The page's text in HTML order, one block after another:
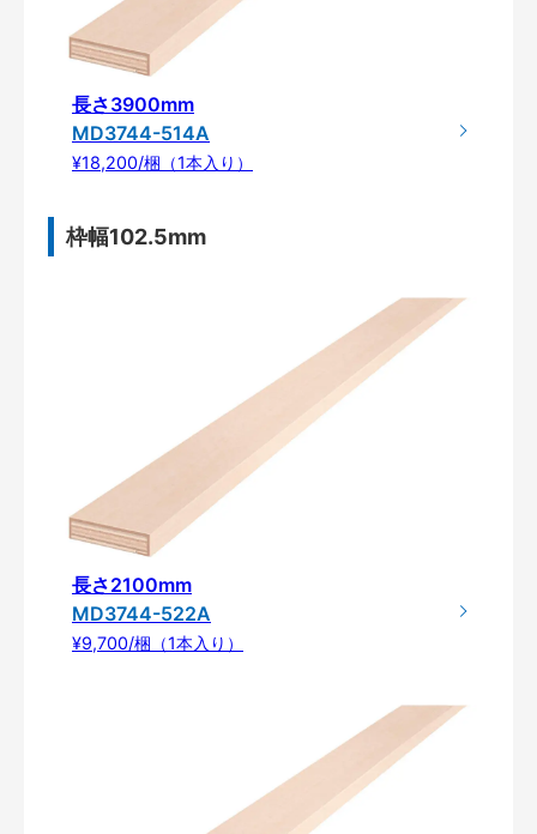
長さ3900mm
MD3744-514A
¥18,200/梱（1本入り）
枠幅102.5mm
長さ2100mm
MD3744-522A
¥9,700/梱（1本入り）